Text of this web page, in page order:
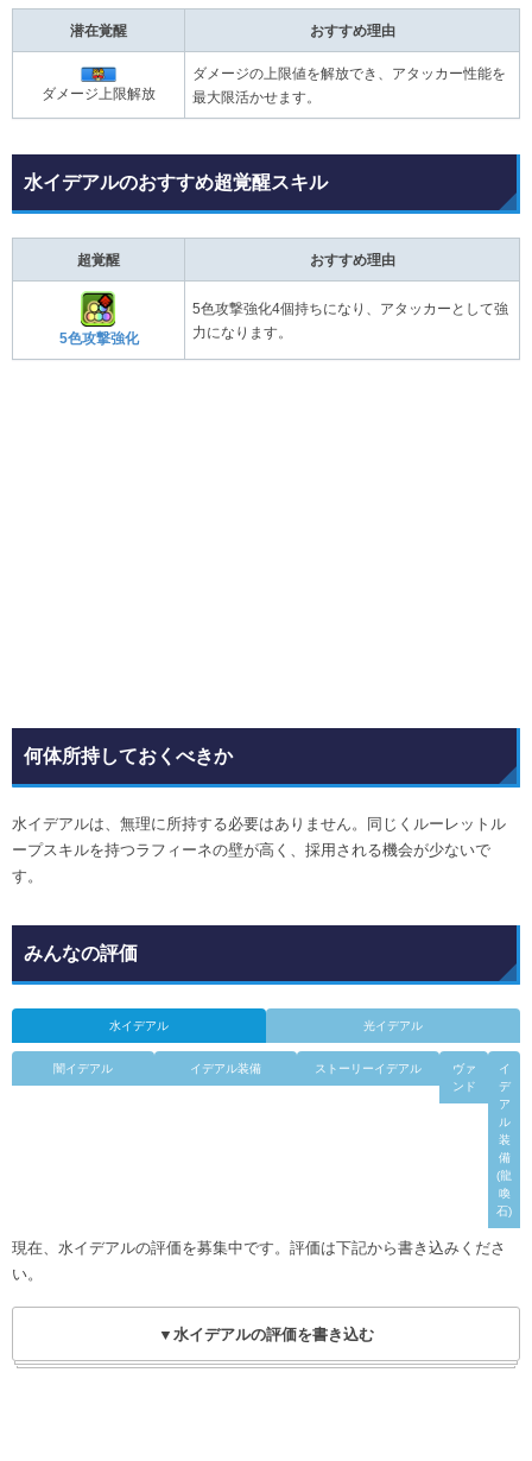
潜在覚醒 おすすめ理由
ダメージ上限解放
ダメージの上限値を解放でき、アタッカー性能を
最大限活かせます。
水イデアルのおすすめ超覚醒スキル
超覚醒 おすすめ理由
5色攻撃強化
5色攻撃強化4個持ちになり、アタッカーとして強
力になります。
何体所持しておくべきか
水イデアルは、無理に所持する必要はありません。同じくルーレットル
ープスキルを持つラフィーネの壁が高く、採用される機会が少ないで
す。
みんなの評価
水イデアル 光イデアル
闇イデアル イデアル装備 ストーリーイデアル
ヴァ
ンド
イ
デ
ア
ル
装
備
(龍
喚
石)
現在、水イデアルの評価を募集中です。評価は下記から書き込みくださ
い。
▼水イデアルの評価を書き込む